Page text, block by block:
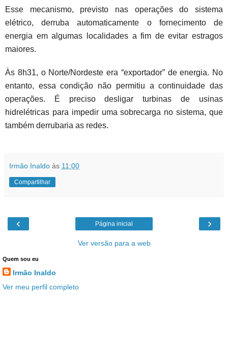
Esse mecanismo, previsto nas operações do sistema
elétrico, derruba automaticamente o fornecimento de
energia em algumas localidades a fim de evitar estragos
maiores.
Às 8h31, o Norte/Nordeste era “exportador” de energia. No
entanto, essa condição não permitiu a continuidade das
operações. É preciso desligar turbinas de usinas
hidrelétricas para impedir uma sobrecarga no sistema, que
também derrubaria as redes.
Irmão Inaldo às 11:00
Compartilhar
‹ ›
Página inicial
Ver versão para a web
Quem sou eu
Irmão Inaldo
Ver meu perfil completo